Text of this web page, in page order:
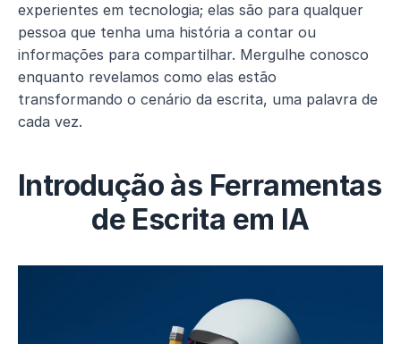
experientes em tecnologia; elas são para qualquer
pessoa que tenha uma história a contar ou
informações para compartilhar. Mergulhe conosco
enquanto revelamos como elas estão
transformando o cenário da escrita, uma palavra de
cada vez.
Introdução às Ferramentas
de Escrita em IA